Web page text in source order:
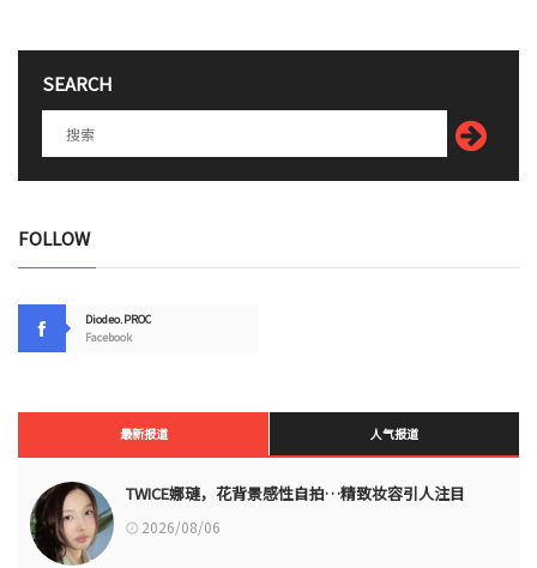
SEARCH
FOLLOW
Diodeo.PROC
Facebook
最新报道 人气报道
TWICE娜璉，花背景感性自拍…精致妆容引人注目
2026/08/06